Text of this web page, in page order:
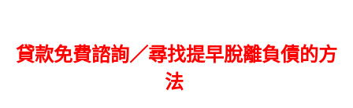
貸款免費諮詢／尋找提早脫離負債的方
法